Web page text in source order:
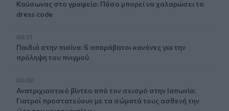
Καύσωνας στο γραφείο: Πόσο μπορεί να χαλαρώσει το
dress code
00:31
Παιδιά στην πισίνα: 6 απαράβατοι κανόνες για την
πρόληψη του πνιγμού
00:00
Ανατριχιαστικό βίντεο από τον σεισμό στην Ιαπωνία:
Γιατροί προστατεύουν με τα σώματά τους ασθενή την